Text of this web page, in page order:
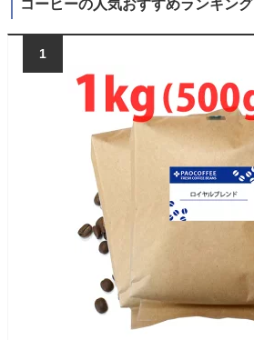
コーヒーの人気おすすめランキング
1